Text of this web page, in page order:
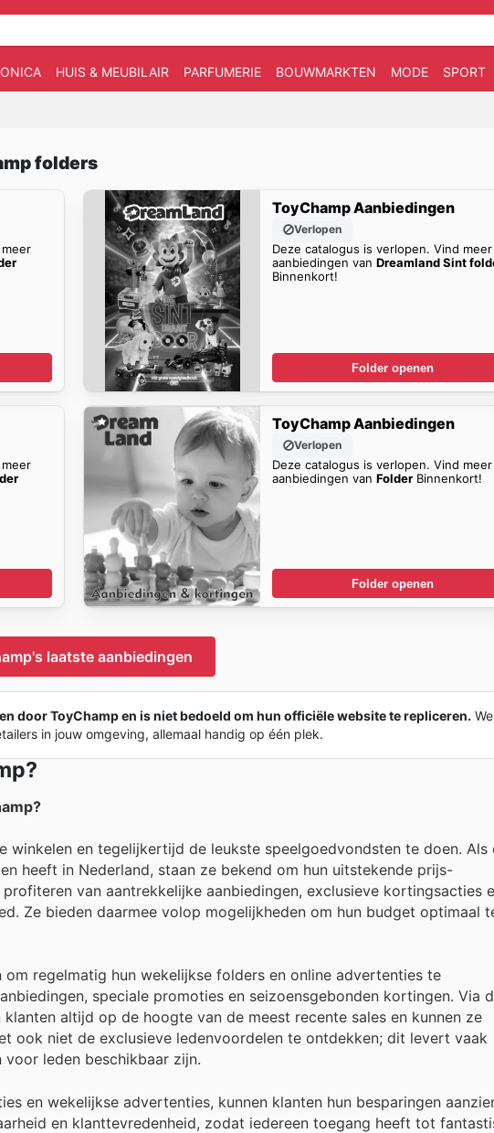
HUIS & MEUBILAIR PARFUMERIE BOUWMARKTEN MODE SPORT
folders
ToyChamp Aanbiedingen
Verlopen
Deze catalogus is verlopen. Vind meer
aanbiedingen vanDreamland Sint
Binnenkort!
Folder openen
ToyChamp Aanbiedingen
Verlopen
Deze catalogus is verlopen. Vind meer
aanbiedingen vanFolder Binnenkort!
Folder openen
laatste aanbiedingen
door ToyChamp en is niet bedoeld om hun officiële website te repliceren. We
in jouw omgeving, allemaal handig op één plek.
winkelen en tegelijkertijd de leukste speelgoedvondsten te doen. Als
heeft in Nederland, staan ze bekend om hun uitstekende prijs-
van aantrekkelijke aanbiedingen, exclusieve kortingsacties
Ze bieden daarmee volop mogelijkheden om hun budget optimaal
regelmatig hun wekelijkse folders en online advertenties te
speciale promoties en seizoensgebonden kortingen. Via
altijd op de hoogte van de meest recente sales en kunnen ze
ook niet de exclusieve ledenvoordelen te ontdekken; dit levert vaak
leden beschikbaar zijn.
en wekelijkse advertenties, kunnen klanten hun besparingen
en klanttevredenheid, zodat iedereen toegang heeft tot